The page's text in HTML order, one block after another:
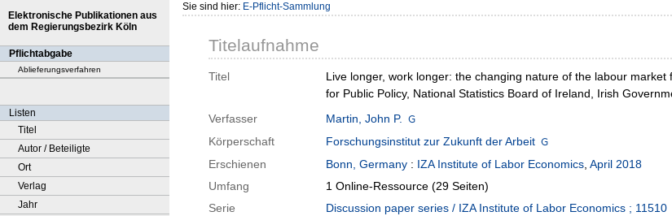
Elektronische Publikationen aus
dem Regierungsbezirk Köln
Pflichtabgabe
Ablieferungsverfahren
Listen
Titel
Autor / Beteiligte
Ort
Verlag
Jahr
Sie sind hier: E-Pflicht-Sammlung
Titelaufnahme
Titel
Live longer, work longer: the changing nature of the labour
for Public Policy, National Statistics Board of Ireland, Irish
Verfasser
Martin, John P.
Körperschaft
Forschungsinstitut zur Zukunft der Arbeit
Erschienen
Bonn, Germany : IZA Institute of Labor Economics, April 2018
Umfang
1 Online-Ressource (29 Seiten)
Serie
Discussion paper series / IZA Institute of Labor Economics ; 11510